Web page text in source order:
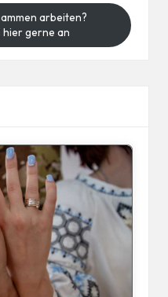
arbeiten?
hier gerne an